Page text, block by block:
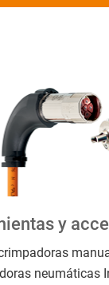
y
neumáticas